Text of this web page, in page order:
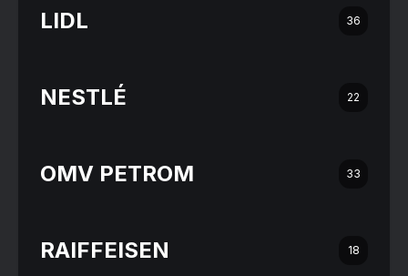
LIDL 36
NESTLÉ 22
OMV PETROM 33
RAIFFEISEN 18